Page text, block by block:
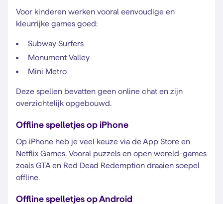
Voor kinderen werken vooral eenvoudige en
kleurrijke games goed:
Subway Surfers
Monument Valley
Mini Metro
Deze spellen bevatten geen online chat en zijn
overzichtelijk opgebouwd.
Offline spelletjes op iPhone
Op iPhone heb je veel keuze via de App Store en
Netflix Games. Vooral puzzels en open wereld-games
zoals GTA en Red Dead Redemption draaien soepel
offline.
Offline spelletjes op Android